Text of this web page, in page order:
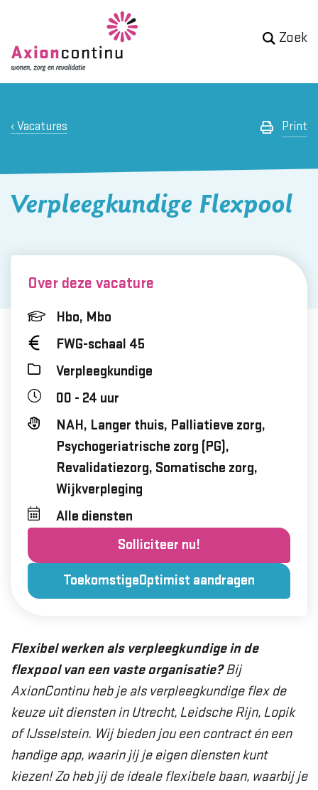
Zoek
Vacatures Print
Verpleegkundige Flexpool
Over deze vacature
Hbo, Mbo
FWG-schaal 45
Verpleegkundige
00 - 24 uur
NAH, Langer thuis, Palliatieve zorg,
Psychogeriatrische zorg (PG),
Revalidatiezorg, Somatische zorg,
Wijkverpleging
Alle diensten
Solliciteer nu!
ToekomstigeOptimist aandragen
Flexibel werken als verpleegkundige in de
flexpool van een vaste organisatie?Bij
AxionContinu heb je als verpleegkundige flex de
keuze uit diensten in Utrecht, Leidsche Rijn, Lopik
of IJsselstein. Wij bieden jou een contract én een
handige app, waarin jij je eigen diensten kunt
kiezen! Zo heb jij de ideale flexibele baan, waarbij je